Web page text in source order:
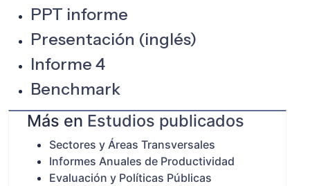
PPT informe
Presentación (inglés)
Informe 4
Benchmark
Más en Estudios publicados
Sectores y Áreas Transversales
Informes Anuales de Productividad
Evaluación y Políticas Públicas